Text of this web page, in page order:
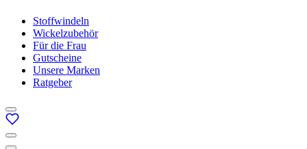
Stoffwindeln
Wickelzubehör
Für die Frau
Gutscheine
Unsere Marken
Ratgeber